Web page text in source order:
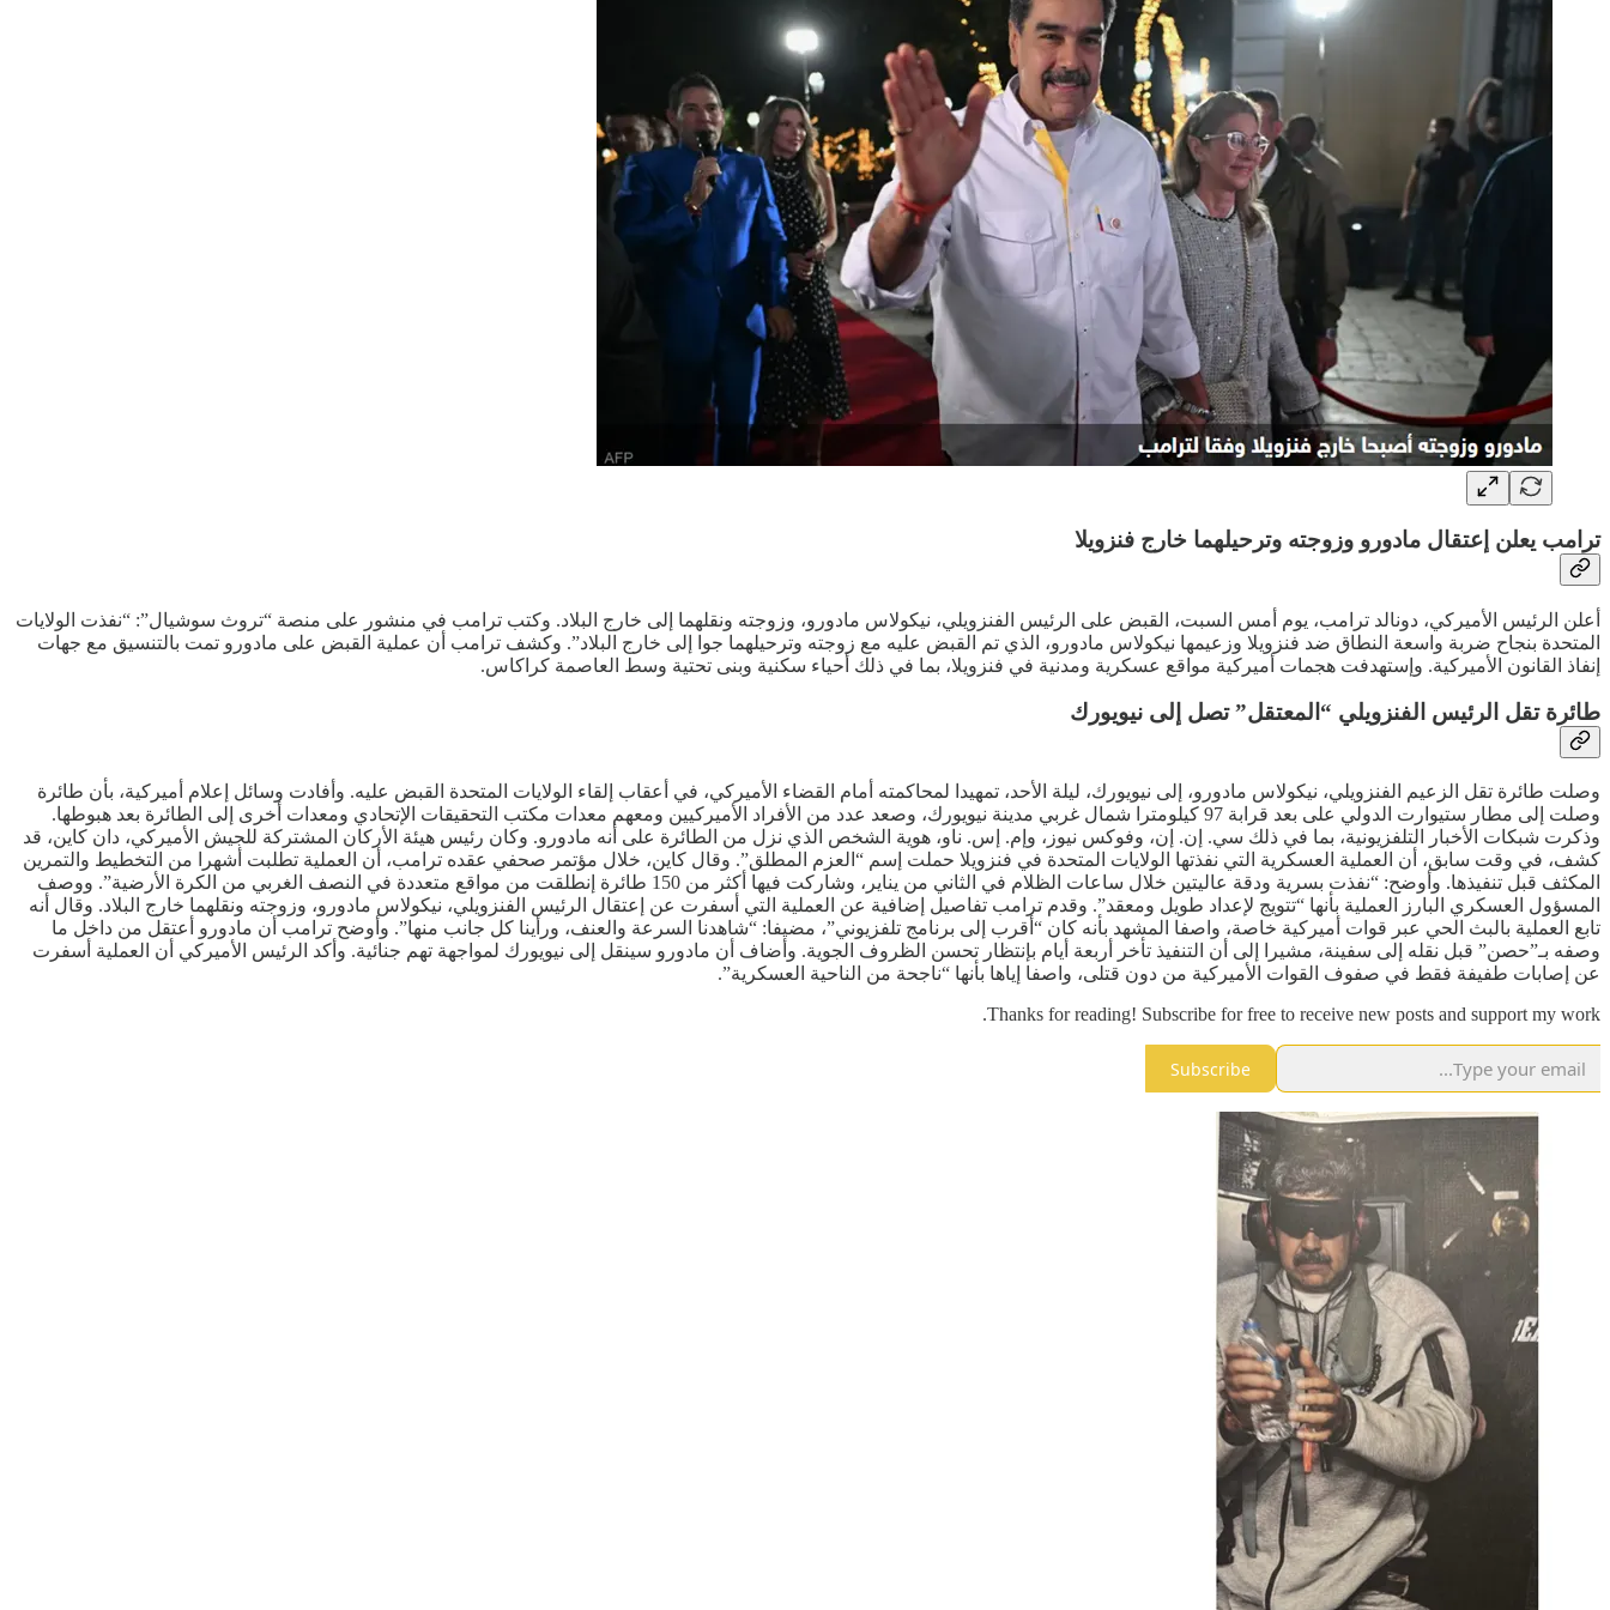
ترامب يعلن إعتقال مادورو وزوجته وترحيلهما خارج فنزويلا
أعلن الرئيس الأميركي، دونالد ترامب، يوم أمس السبت، القبض على الرئيس الفنزويلي، نيكولاس مادورو، وزوجته ونقلهما إلى خارج البلاد. وكتب ترامب في منشور ​على منصة “تروث سوشيال”: “نفذت الولايات
المتحدة بنجاح ضربة واسعة النطاق ضد فنزويلا وزعيمها نيكولاس مادورو، الذي تم القبض عليه مع ‌زوجته وترحيلهما جوا إلى خارج البلاد”. وكشف ترامب أن عملية القبض على مادورو تمت بالتنسيق مع جهات
إنفاذ القانون الأميركية. وإستهدفت هجمات أميركية مواقع عسكرية ومدنية في فنزويلا، بما في ذلك أحياء سكنية وبنى تحتية وسط العاصمة كراكاس.
طائرة تقل الرئيس الفنزويلي “المعتقل” تصل إلى نيويورك
وصلت طائرة تقل الزعيم الفنزويلي، نيكولاس مادورو، إلى نيويورك، ليلة الأحد، تمهيدا لمحاكمته أمام القضاء الأميركي، في أعقاب إلقاء الولايات المتحدة القبض عليه. وأفادت وسائل إعلام أميركية، بأن طائرة
وصلت إلى مطار ​ستيوارت الدولي على بعد قرابة 97 كيلومترا شمال غربي مدينة نيويورك، وصعد عدد من الأفراد الأميركيين ومعهم معدات مكتب التحقيقات الإتحادي ومعدات أخرى إلى الطائرة بعد هبوطها.
وذكرت شبكات الأخبار التلفزيونية، بما في ذلك ‌سي. إن. إن، وفوكس نيوز، وإم. إس. ناو، هوية الشخص الذي نزل من الطائرة على أنه مادورو. وكان رئيس هيئة الأركان المشتركة للجيش الأميركي، دان كاين، قد
كشف، في وقت سابق، أن العملية العسكرية التي نفذتها الولايات المتحدة في فنزويلا حملت إسم “العزم المطلق”. وقال كاين، خلال مؤتمر صحفي عقده ترامب، أن العملية تطلبت أشهرا من التخطيط والتمرين
المكثف قبل تنفيذها. وأوضح: “نفذت بسرية ودقة عاليتين خلال ساعات الظلام في الثاني من يناير، وشاركت فيها أكثر من 150 طائرة إنطلقت من مواقع متعددة في النصف الغربي من الكرة الأرضية”. ووصف
المسؤول العسكري البارز العملية بأنها “تتويج لإعداد طويل ومعقد”. وقدم ترامب تفاصيل إضافية عن العملية التي أسفرت عن إعتقال الرئيس الفنزويلي، نيكولاس مادورو، وزوجته ونقلهما خارج البلاد. وقال أنه
تابع العملية بالبث الحي عبر قوات أميركية خاصة، واصفا المشهد بأنه كان “أقرب إلى برنامج تلفزيوني”، مضيفا: “شاهدنا السرعة والعنف، ورأينا كل جانب منها”. وأوضح ترامب أن مادورو أعتقل من داخل ما
وصفه بـ”حصن” قبل نقله إلى سفينة، مشيرا إلى أن التنفيذ تأخر أربعة أيام بإنتظار تحسن الظروف الجوية. وأضاف أن مادورو سينقل إلى نيويورك لمواجهة تهم جنائية. وأكد الرئيس الأميركي أن العملية أسفرت
عن إصابات طفيفة فقط في صفوف القوات الأميركية من دون قتلى، واصفا إياها بأنها “ناجحة من الناحية العسكرية”.
Thanks for reading! Subscribe for free to receive new posts and support my work.
Subscribe